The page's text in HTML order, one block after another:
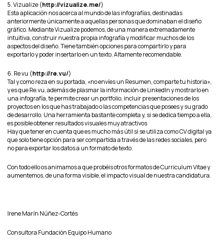
5. Vizualize (http://vizualize.me/)
Esta aplicación nos acerca al mundo de las infografías, destinadas
anteriormente únicamente a aquellas personas que dominaban el diseño
gráfico. Mediante Vizualize podemos, de una manera extremadamente
intuitiva, construir nuestra propia infografía y modificar muchos de los
aspectos del diseño. Tiene también opciones para compartirlo y para
exportarlo y poder insertarlo en un texto. Altamente recomendable.
6. Re vu (http://re.vu/)
Tal y como reza en su portada, «no envíes un Resumen, comparte tu historia»,
y es que Re.vu, además de plasmar la información de LinkedIn y mostrarlo en
una infografía, te permite crear un portfolio, incluir presentaciones de los
proyectos en los que has trabajado o las competencias que posees y su grado
de desarrollo. Una herramienta bastante completa y, si se dedica tiempo a ella,
es posible obtener resultados visuales muy atractivos
Hay que tener en cuenta que es mucho más útil si se utiliza como CV digital ya
que solo tiene opción para ser compartida a través de las redes sociales, pero
no para exportar los datos a un formato de texto.
Con todo ello os animamos a que probéis otros formatos de Curriculum Vitae y
aumentemos, de una forma visible, el impacto visual de nuestra candidatura.
Irene Marín Núñez-Cortés
Consultora Fundación Equipo Humano